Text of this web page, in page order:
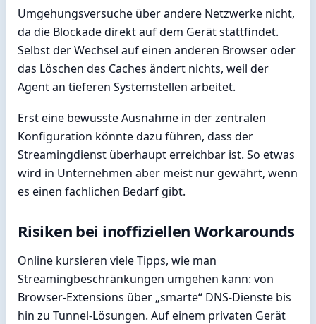
Umgehungsversuche über andere Netzwerke nicht,
da die Blockade direkt auf dem Gerät stattfindet.
Selbst der Wechsel auf einen anderen Browser oder
das Löschen des Caches ändert nichts, weil der
Agent an tieferen Systemstellen arbeitet.
Erst eine bewusste Ausnahme in der zentralen
Konfiguration könnte dazu führen, dass der
Streamingdienst überhaupt erreichbar ist. So etwas
wird in Unternehmen aber meist nur gewährt, wenn
es einen fachlichen Bedarf gibt.
Risiken bei inoffiziellen Workarounds
Online kursieren viele Tipps, wie man
Streamingbeschränkungen umgehen kann: von
Browser-Extensions über „smarte“ DNS-Dienste bis
hin zu Tunnel-Lösungen. Auf einem privaten Gerät